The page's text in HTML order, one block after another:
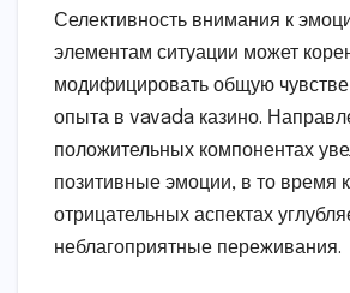
Селективность внимания к
элементам ситуации может
модифицировать общую
опыта в vavada казино.
положительных компонентах
позитивные эмоции, в то время
отрицательных аспектах
неблагоприятные переживания.